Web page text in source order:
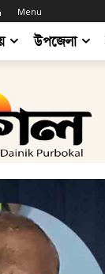
Menu
উপজেলা